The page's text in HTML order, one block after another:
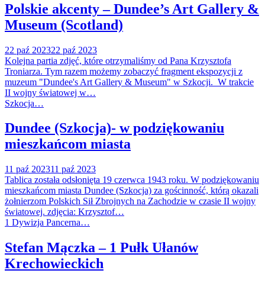
Polskie akcenty – Dundee’s Art Gallery &
Museum (Scotland)
22 paź 202322 paź 2023
Kolejna partia zdjęć, które otrzymaliśmy od Pana Krzysztofa
Troniarza. Tym razem możemy zobaczyć fragment ekspozycji z
muzeum "Dundee's Art Gallery & Museum" w Szkocji. W trakcie
II wojny światowej w…
Szkocja…
Dundee (Szkocja)- w podziękowaniu
mieszkańcom miasta
11 paź 202311 paź 2023
Tablica została odsłonięta 19 czerwca 1943 roku. W podziękowaniu
mieszkańcom miasta Dundee (Szkocja) za gościnność, którą okazali
żołnierzom Polskich Sił Zbrojnych na Zachodzie w czasie II wojny
światowej. zdjęcia: Krzysztof…
1 Dywizja Pancerna…
Stefan Mączka – 1 Pułk Ułanów
Krechowieckich